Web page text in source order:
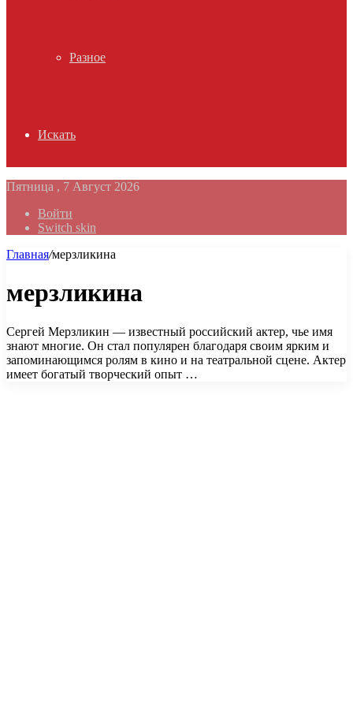
Разное
Искать
Пятница , 7 Август 2026
Войти
Switch skin
Главная/мерзликина
мерзликина
Сергей Мерзликин — известный российский актер, чье имя
знают многие. Он стал популярен благодаря своим ярким и
запоминающимся ролям в кино и на театральной сцене. Актер
имеет богатый творческий опыт …